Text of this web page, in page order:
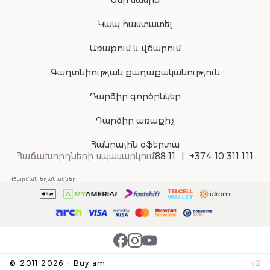
Կապ հաստատել
Առաքում և վճարում
Գաղտնիության քաղաքականություն
Դարձիր գործընկեր
Դարձիր առաքիչ
Հանրային օֆերտա
Հաճախորդների սպասարկում88 11 +374 10 311 111
© 2011-2026 - Buy.am v2
Վճարման եղանակներ